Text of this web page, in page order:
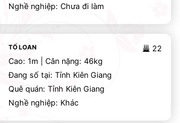
Nghề nghiệp: Chưa đi làm
22
TỐ LOAN
Cao: 1m | Cân nặng: 46kg
Đang số tại: Tỉnh Kiên Giang
Quê quán: Tỉnh Kiên Giang
Nghề nghiệp: Khác